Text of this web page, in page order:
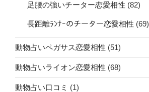
足腰の強いチーター恋愛相性 (82)
長距離ﾗﾝﾅｰのチーター恋愛相性 (69)
動物占いペガサス恋愛相性 (51)
動物占いライオン恋愛相性 (68)
動物占い口コミ (1)